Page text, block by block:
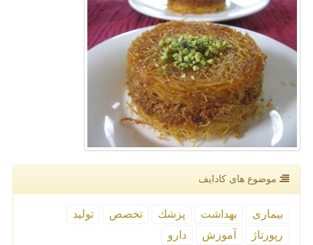
موضوع های كادایف
بیماری بهداشت پزشك تخصص
تولید
رپورتاژ
آموزش دارو